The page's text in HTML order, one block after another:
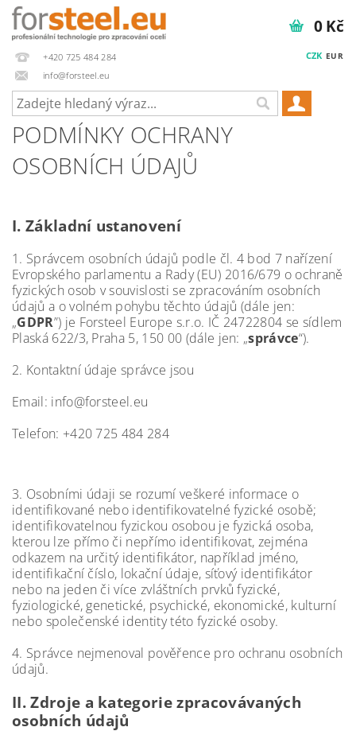
+420 725 484 284
info@forsteel.eu
CZK EUR
0 Kč
PODMÍNKY OCHRANY
OSOBNÍCH ÚDAJŮ
I. Základní ustanovení
1. Správcem osobních údajů podle čl. 4 bod 7 nařízení
Evropského parlamentu a Rady (EU) 2016/679 o ochraně
fyzických osob v souvislosti se zpracováním osobních
údajů a o volném pohybu těchto údajů (dále jen:
„GDPR”) je Forsteel Europe s.r.o. IČ 24722804 se sídlem
Plaská 622/3, Praha 5, 150 00 (dále jen: „správce“).
2. Kontaktní údaje správce jsou
Email: info@forsteel.eu
Telefon: +420 725 484 284
3. Osobními údaji se rozumí veškeré informace o
identifikované nebo identifikovatelné fyzické osobě;
identifikovatelnou fyzickou osobou je fyzická osoba,
kterou lze přímo či nepřímo identifikovat, zejména
odkazem na určitý identifikátor, například jméno,
identifikační číslo, lokační údaje, síťový identifikátor
nebo na jeden či více zvláštních prvků fyzické,
fyziologické, genetické, psychické, ekonomické, kulturní
nebo společenské identity této fyzické osoby.
4. Správce nejmenoval pověřence pro ochranu osobních
údajů.
II.Zdroje a kategorie zpracovávaných
osobních údajů